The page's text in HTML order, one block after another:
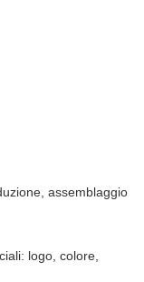
assemblaggio
logo, colore,